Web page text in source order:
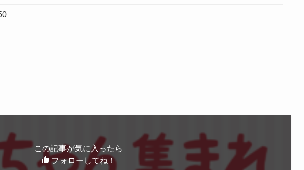
この記事が気に入ったら
フォローしてね！